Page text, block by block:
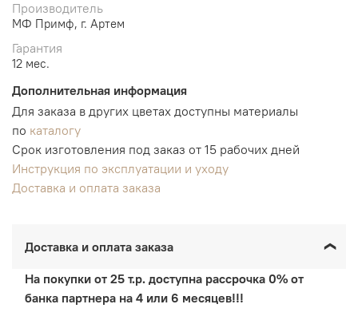
Производитель
МФ Примф, г. Артем
Гарантия
12 мес.
Дополнительная информация
Для заказа в других цветах доступны материалы
по каталогу
Срок изготовления под заказ от 15 рабочих дней
Инструкция по эксплуатации и уходу
Доставка и оплата заказа
Доставка и оплата заказа
На покупки от 25 т.р. доступна рассрочка 0% от
банка партнера на 4 или 6 месяцев!!!